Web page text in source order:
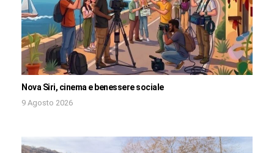
Nova Siri, cinema e benessere sociale
9 Agosto 2026